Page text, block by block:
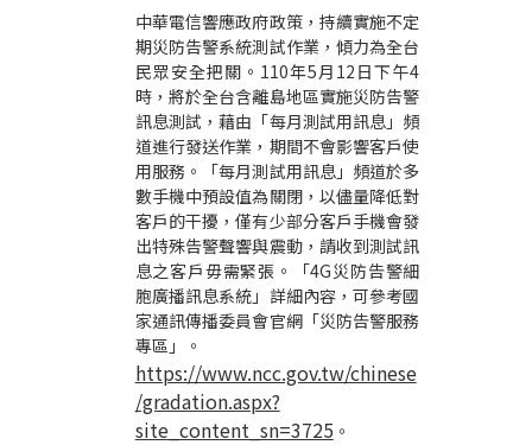
中華電信響應政府政策，持續實施不定
期災防告警系統測試作業，傾力為全台
民眾安全把關。 110年5月 12 日下午4
時，將於全台含離島地區實施災防告警
訊息測試，藉由「每月測試用訊息」頻
道進行發送作業 ， 期間不會影響客戶使
用服務。「每月測試用訊息」頻道於多
數手機中預設值為關閉，以儘量降低對
客戶的干擾，僅有少部分客戶手機會發
出特殊告警聲響與震動，請收到測試訊
息之客戶毋需緊張。「4G災防告警細
胞廣播訊息系統」詳細內容，可參考國
家通訊傳播委員會官網「災防告警服務
專區」。
https://www.ncc.gov.tw/chinese
/gradation.aspx?
site_content_sn=3725 。